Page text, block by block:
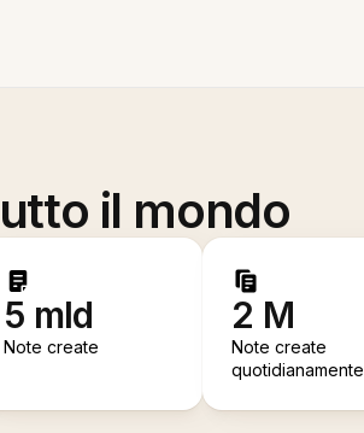
il mondo
5 mld
Note create
2 M
Note create
quotidianamente